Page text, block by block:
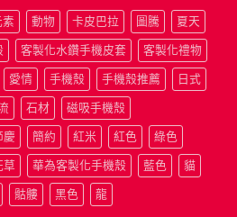
素 動物 卡皮巴拉 圖騰 夏天
客製化水鑽手機皮套 客製化禮物
愛情 手機殼 手機殼推薦 日式
石材 磁吸手機殼
慶 簡約 紅米 紅色 綠色
草 華為客製化手機殼 藍色 貓
骷髏 黑色 龍